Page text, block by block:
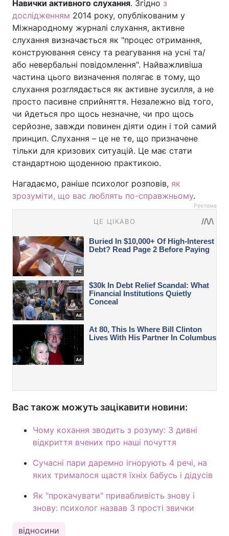
Навички активного слухання. Згідно з
дослідженням 2014 року, опублікованим у
Міжнародному журналі слухання, активне
слухання визначається як "процес отримання,
конструювання сенсу та реагування на усні та/
або невербальні повідомлення". Найважливіша
частина цього визначення полягає в тому, що
слухання розглядається як активне зусилля, а не
просто пасивне сприйняття. Незалежно від того,
чи йдеться про щось незначне, чи про щось
серйозне, завжди повинен діяти один і той самий
принцип. Слухання – це не те, що призначене
тільки для кризових ситуацій. Це має стати
стандартною щоденною практикою.
Нагадаємо, раніше психолог розповів, як
зрозуміти, що вас люблять по-справжньому.
Реклама
Вас також можуть зацікавити новини:
Чому кохання зводить з розуму: 3 дивні
відкриття вчених про наші почуття
Сучасні пари даремно ігнорують 4 речі, на
яких трималося щастя їхніх бабусь і дідусів
Як "прокачувати" привабливість знову і
знову: психолог назвав 3 прості звички
відносини